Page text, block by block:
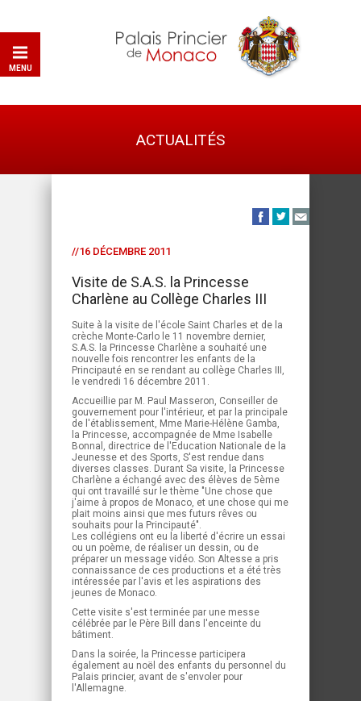
MENU
ACTUALITÉS
//16 DÉCEMBRE 2011
Visite de S.A.S. la Princesse
Charlène au Collège Charles III
Suite à la visite de l'école Saint Charles et de la
crèche Monte-Carlo le 11 novembre dernier,
S.A.S. la Princesse Charlène a souhaité une
nouvelle fois rencontrer les enfants de la
Principauté en se rendant au collège Charles III,
le vendredi 16 décembre 2011.
Accueillie par M. Paul Masseron, Conseiller de
gouvernement pour l'intérieur, et par la principale
de l'établissement, Mme Marie-Hélène Gamba,
la Princesse, accompagnée de Mme Isabelle
Bonnal, directrice de l'Education Nationale de la
Jeunesse et des Sports, S'est rendue dans
diverses classes. Durant Sa visite, la Princesse
Charlène a échangé avec des élèves de 5ème
qui ont travaillé sur le thème "Une chose que
j'aime à propos de Monaco, et une chose qui me
plait moins ainsi que mes futurs rêves ou
souhaits pour la Principauté".
Les collégiens ont eu la liberté d'écrire un essai
ou un poème, de réaliser un dessin, ou de
préparer un message vidéo. Son Altesse a pris
connaissance de ces productions et a été très
intéressée par l'avis et les aspirations des
jeunes de Monaco.
Cette visite s'est terminée par une messe
célébrée par le Père Bill dans l'enceinte du
bâtiment.
Dans la soirée, la Princesse participera
également au noël des enfants du personnel du
Palais princier, avant de s'envoler pour
l'Allemagne.